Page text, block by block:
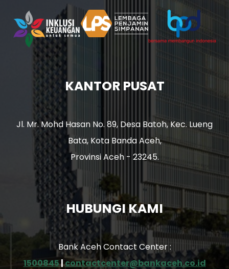
KANTOR PUSAT
Jl. Mr. Mohd Hasan No. 89, Desa Batoh, Kec. Lueng
Bata, Kota Banda Aceh,
Provinsi Aceh - 23245.
HUBUNGI KAMI
Bank Aceh Contact Center :
1500845|contactcenter@bankaceh.co.id